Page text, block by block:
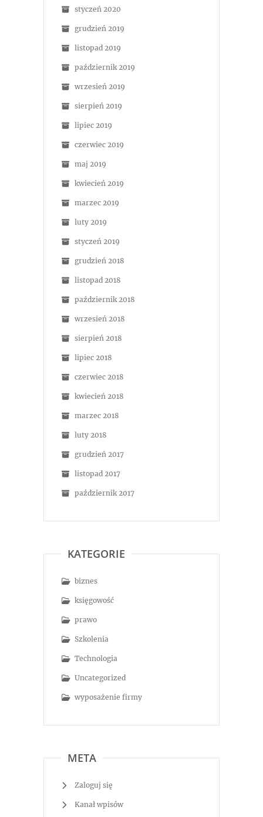
styczeń 2020
grudzień 2019
listopad 2019
październik 2019
wrzesień 2019
sierpień 2019
lipiec 2019
czerwiec 2019
maj 2019
kwiecień 2019
marzec 2019
luty 2019
styczeń 2019
grudzień 2018
listopad 2018
październik 2018
wrzesień 2018
sierpień 2018
lipiec 2018
czerwiec 2018
kwiecień 2018
marzec 2018
luty 2018
grudzień 2017
listopad 2017
październik 2017
KATEGORIE
biznes
księgowość
prawo
Szkolenia
Technologia
Uncategorized
wyposażenie firmy
META
Zaloguj się
Kanał wpisów